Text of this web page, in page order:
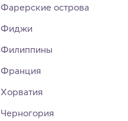
Фарерские острова
Фиджи
Филиппины
Франция
Хорватия
Черногория